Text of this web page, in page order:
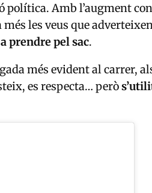
política. Amb l’augment
més les veus que
prendre pel sac.
més evident al carrer,
es respecta… però